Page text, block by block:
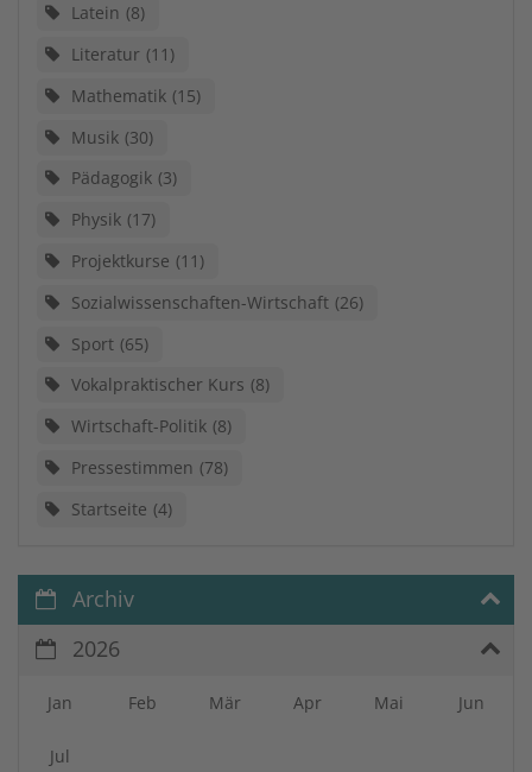
Latein 8
Literatur 11
Mathematik 15
Musik 30
Pädagogik 3
Physik 17
Projektkurse 11
Sozialwissenschaften-Wirtschaft 26
Sport 65
Vokalpraktischer Kurs 8
Wirtschaft-Politik 8
Pressestimmen 78
Startseite 4
Archiv
2026
Jan Feb Mär Apr Mai Jun
Jul